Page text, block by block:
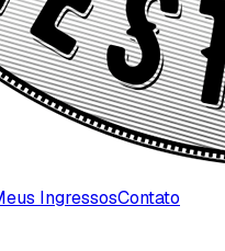
IngressosContato